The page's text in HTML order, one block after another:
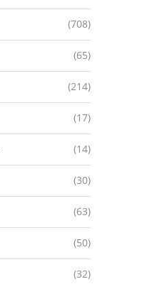
(708)
(65)
(214)
(17)
(14)
(30)
(63)
(50)
(32)